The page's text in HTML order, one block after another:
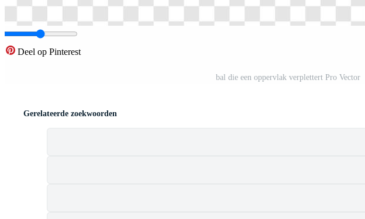
Deel op Pinterest
bal die een oppervlak verplettert Pro Vector
Gerelateerde zoekwoorden